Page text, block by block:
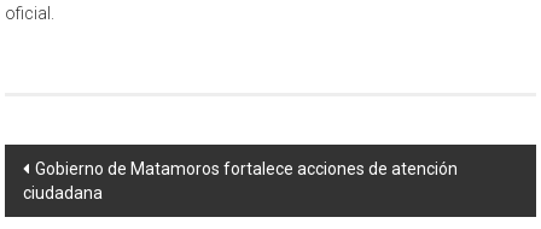
oficial.
Navegación
de
Gobierno de Matamoros fortalece acciones de atención
ciudadana